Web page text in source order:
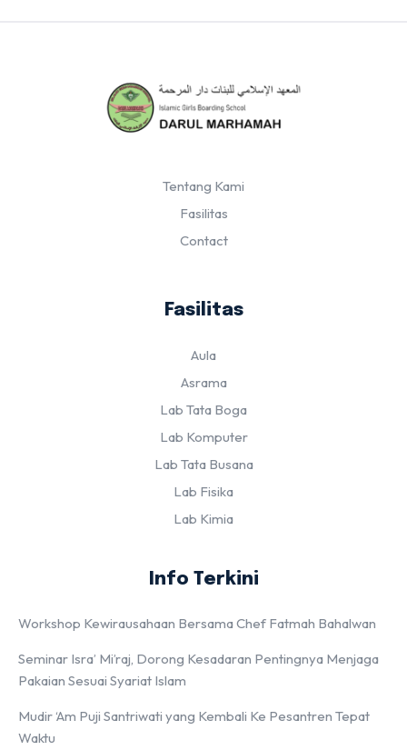
Tentang Kami
Fasilitas
Contact
Fasilitas
Aula
Asrama
Lab Tata Boga
Lab Komputer
Lab Tata Busana
Lab Fisika
Lab Kimia
Info Terkini
Workshop Kewirausahaan Bersama Chef Fatmah Bahalwan
Seminar Isra’ Mi’raj, Dorong Kesadaran Pentingnya Menjaga
Pakaian Sesuai Syariat Islam
Mudir ‘Am Puji Santriwati yang Kembali Ke Pesantren Tepat
Waktu